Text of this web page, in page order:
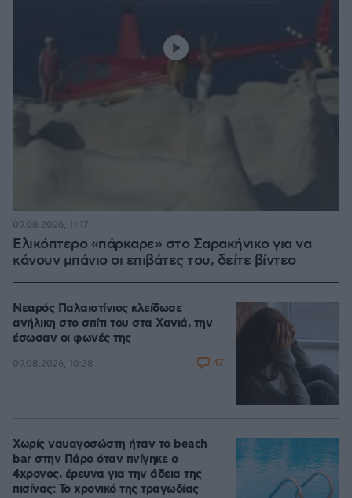
Ελικόπτερο «πάρκαρε» στο Σαρακήνικο για να
κάνουν μπάνιο οι επιβάτες του, δείτε βίντεο
09.08.2026, 11:17
Νεαρός Παλαιστίνιος κλείδωσε
ανήλικη στο σπίτι του στα Χανιά, την
έσωσαν οι φωνές της
09.08.2026, 10:38 47
Χωρίς ναυαγοσώστη ήταν το beach
bar στην Πάρο όταν πνίγηκε ο
4χρονος, έρευνα για την άδεια της
πισίνας: Το χρονικό της τραγωδίας